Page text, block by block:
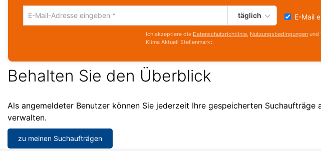
Um
die
speichern
gib
Emailadresse
ein
täglich E-Mail
Ich akzeptiere die Datenschutzrichtlinie, Nutzungsbedingungen und
Klima Aktuell Stellenmarkt.
Behalten Sie den Überblick
Als angemeldeter Benutzer können Sie jederzeit Ihre gespeicherten Suchaufträge
verwalten.
zu meinen Suchaufträgen